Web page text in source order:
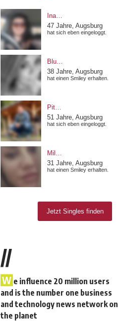
//
W e influence 20 million users
and is the number one business
and technology news network on
the planet